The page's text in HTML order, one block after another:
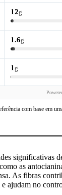
12g
1.6g
1 g
com base em
significativas
as
As fibras
ajudam no